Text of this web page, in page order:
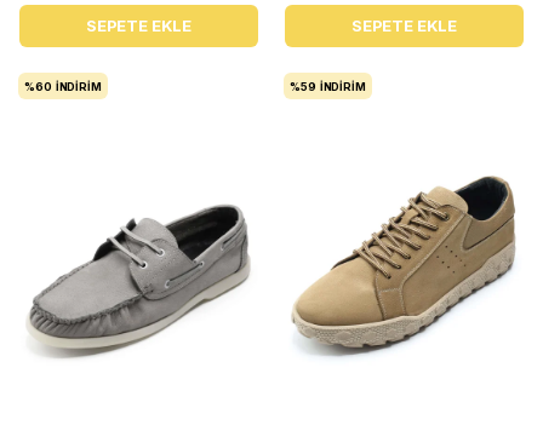
SEPETE EKLE SEPETE EKLE
%60 İNDIRIM %59 İNDIRIM